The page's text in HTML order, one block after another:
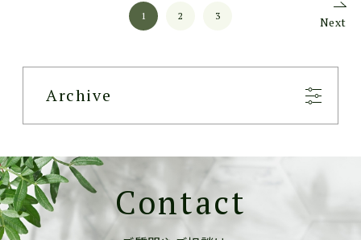
1 2 3 Next
Archive
Contact